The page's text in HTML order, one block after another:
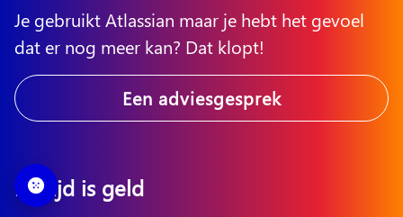
Je gebruikt Atlassian maar je hebt het gevoel
dat er nog meer kan? Dat klopt!
Een adviesgesprek
En tijd is geld